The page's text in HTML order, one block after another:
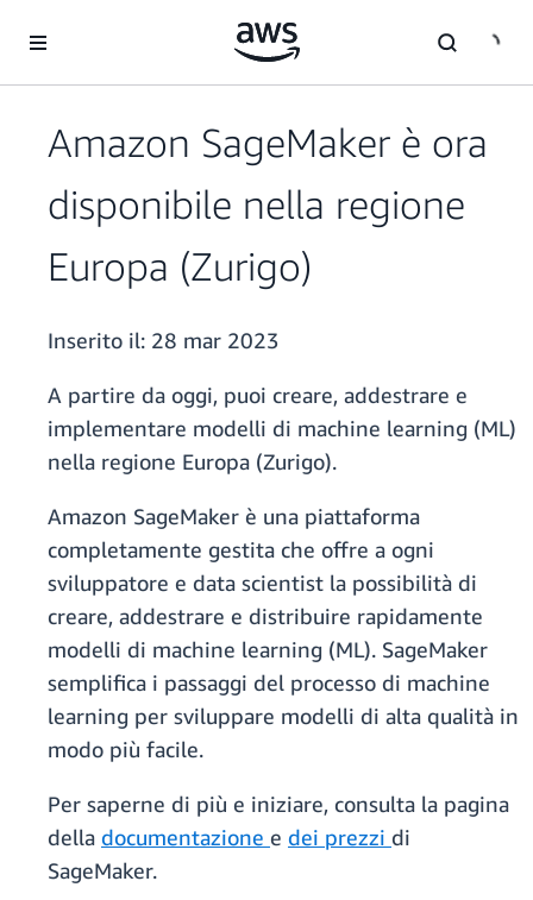
Amazon SageMaker è ora
disponibile nella regione
Europa (Zurigo)
Inserito il: 28 mar 2023
A partire da oggi, puoi creare, addestrare e
implementare modelli di machine learning (ML)
nella regione Europa (Zurigo).
Amazon SageMaker è una piattaforma
completamente gestita che offre a ogni
sviluppatore e data scientist la possibilità di
creare, addestrare e distribuire rapidamente
modelli di machine learning (ML). SageMaker
semplifica i passaggi del processo di machine
learning per sviluppare modelli di alta qualità in
modo più facile.
Per saperne di più e iniziare, consulta la pagina
della documentazione e dei prezzi di
SageMaker.